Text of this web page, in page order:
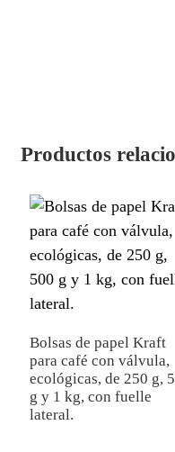
Productos
Bolsas de papel Kraft
para café con válvula,
ecológicas, de 250 g,
g y 1 kg, con fuelle
lateral.